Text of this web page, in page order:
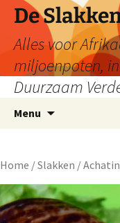
De
Alles voor
miljoenpoten,
Duurzaam
Menu
Home /Slakken /